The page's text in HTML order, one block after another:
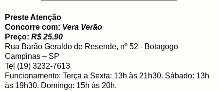
Preste Atenção
Concorre com: Vera Verão
Preço: R$ 25,90
Rua Barão Geraldo de Resende, nº 52 - Botagogo
Campinas – SP
Tel (19) 3232-7613
Funcionamento: Terça a Sexta: 13h às 21h30. Sábado: 13h
às 19h30. Domingo: 15h às 20h.